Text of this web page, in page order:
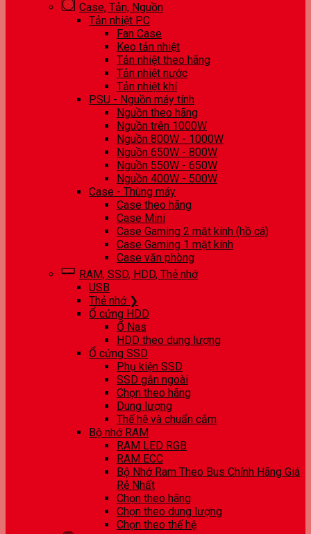
Case, Tản, Nguồn
Tản nhiệt PC
Fan Case
Keo tản nhiệt
Tản nhiệt theo hãng
Tản nhiệt nước
Tản nhiệt khí
PSU - Nguồn máy tính
Nguồn theo hãng
Nguồn trên 1000W
Nguồn 800W - 1000W
Nguồn 650W - 800W
Nguồn 550W - 650W
Nguồn 400W - 500W
Case - Thùng máy
Case theo hãng
Case Mini
Case Gaming 2 mặt kính (hồ cá)
Case Gaming 1 mặt kính
Case văn phòng
RAM, SSD, HDD, Thẻ nhớ
USB
Thẻ nhớ ❯
Ổ cứng HDD
Ổ Nas
HDD theo dung lượng
Ổ cứng SSD
Phụ kiện SSD
SSD gắn ngoài
Chọn theo hãng
Dung lượng
Thế hệ và chuẩn cắm
Bộ nhớ RAM
RAM LED RGB
RAM ECC
Bộ Nhớ Ram Theo Bus Chính Hãng Giá
Rẻ Nhất
Chọn theo hãng
Chọn theo dung lượng
Chọn theo thế hệ